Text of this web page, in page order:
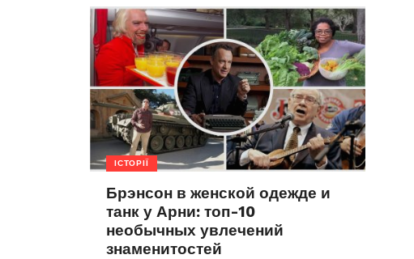
ІСТОРІЇ
Брэнсон в женской одежде и
танк у Арни: топ-10
необычных увлечений
знаменитостей